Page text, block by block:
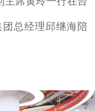
总经理邱继海陪